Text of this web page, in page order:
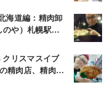
海道編：精肉卸
や）札幌駅北
食べてみた
リスマスイブ
精肉店、精肉あ
ンレッグ（醤